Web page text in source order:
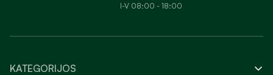
I-V 08:00 - 18:00
KATEGORIJOS